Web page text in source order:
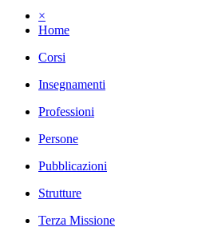
×
Home
Corsi
Insegnamenti
Professioni
Persone
Pubblicazioni
Strutture
Terza Missione